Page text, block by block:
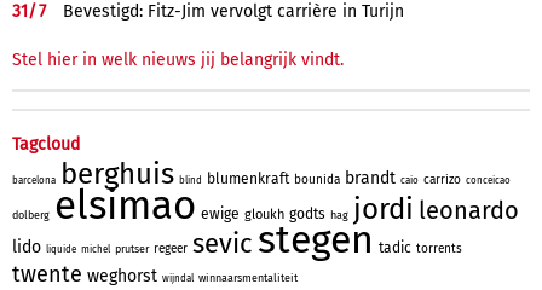
31/7 Bevestigd: Fitz-Jim vervolgt carrière in Turijn
Stel hier in welk nieuws jij belangrijk vindt.
Tagcloud
barcelona berghuis blind blumenkraft bounida brandt caio carrizo conceicao
dolberg elsimao ewige gloukh godts hag jordi leonardo
lido liquide michel prutser regeer sevic stegen tadic torrents
twente weghorst wijndal winnaarsmentaliteit